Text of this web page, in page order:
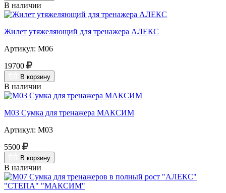
В наличии
Жилет утяжеляющий для тренажера АЛЕКС
Артикул: М06
19700
В корзину
В наличии
М03 Сумка для тренажера МАКСИМ
Артикул: М03
5500
В корзину
В наличии